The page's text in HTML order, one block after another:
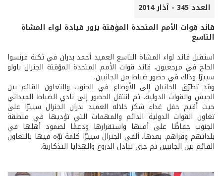
العدد 345 - آذار 2014
قائد قوات الأمم المتحدة المؤقتة يزور قيادة لواء المشاة
التاسع
استقبل قائد لواء المشاة التاسع العميد أحمد بدران في ثكنة فرنسوا
الحاج في مرجعيون، قائد قوات الأمم المتحدة المؤقتة الجنرال باولو
سييرّا وذلك في حضور ضباط من الجانبين.
وقد تطرّق الجانبان إلى الأوضاع في الجنوب والتعاون القائم بين
الجيش والقوات الدولية. ثم انتقل الحضور إلى نادي الضباط الميداني
حيث أقيم حفل غداء شكر خلاله العميد بدران الجنرال سييرّا على
تعاون القوات الدولية الدائم والمهمات التي تؤديها في منطقة
الجنوب حفاظًا على أمنها واستقرارها ودعمًا لصمود أهلها في
بلداتهم وقراهم. بعدها، ألقى الجنرال سييرّا كلمة نوّه فيها بالتعاون
القائم بين الجانبين ثم جرى تبادل الدروع والهدايا التذكارية.